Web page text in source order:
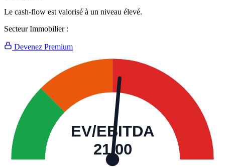
Le cash-flow est valorisé à un niveau élevé.
Secteur Immobilier :
Devenez Premium
EV/EBITDA
21,00